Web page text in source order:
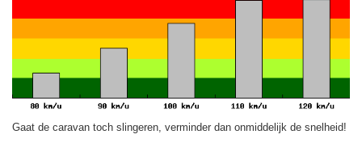
Gaat de caravan toch slingeren, verminder dan onmiddelijk de snelheid!